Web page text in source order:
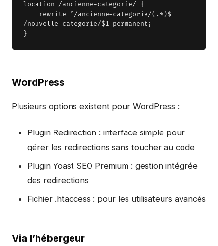
location /ancienne-categorie/ {
/nouvelle-categorie/$1 permanent;
}
WordPress
Plusieurs options existent pour WordPress :
Plugin Redirection : interface simple pour
gérer les redirections sans toucher au code
Plugin Yoast SEO Premium : gestion intégrée
des redirections
Fichier .htaccess : pour les utilisateurs avancés
Via l’hébergeur